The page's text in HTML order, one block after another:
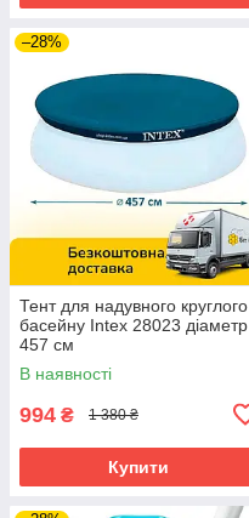
–28%
Тент для надувного круглого
басейну Intex 28023 діаметр
457 см
В наявності
994 ₴ 1 380 ₴
Купити